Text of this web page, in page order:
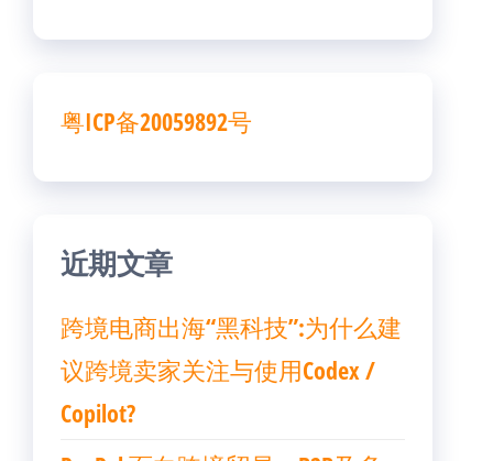
粤ICP备20059892号
近期文章
跨境电商出海“黑科技”:为什么建
议跨境卖家关注与使用Codex /
Copilot?